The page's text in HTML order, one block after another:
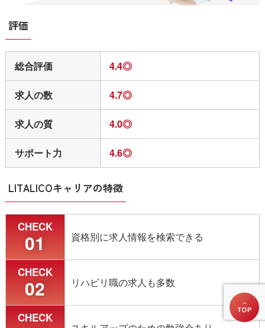
30代／男性
今までの経歴やスキル、希望する年収、勤務形態
からいくつか求人を紹介してもらえました。
特に年収については、転職で年収UPを期待してい
たので、できるだけ好条件の職場を提案してくだ
さっていたと思います。
アドバイザーの方も親身になって相談に乗ってく
ださり、とてもスムーズに理想の職場に転職でき
ました。
評価
総合評価 4.4◎
求人の数 4.7◎
求人の質 4.0◎
サポート力 4.6◎
LITALICOキャリアの特徴
CHECK
01 資格別に求人情報を検索できる
CHECK
02 リハビリ職の求人も多数
CHECK